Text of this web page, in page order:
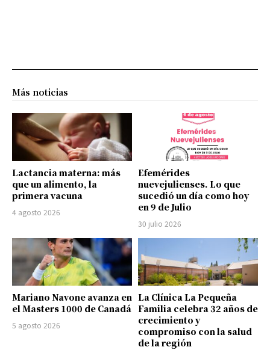
Más noticias
Lactancia materna: más
que un alimento, la
primera vacuna
4 agosto 2026
Efemérides
nuevejulienses. Lo que
sucedió un día como hoy
en 9 de Julio
30 julio 2026
Mariano Navone avanza en
el Masters 1000 de Canadá
5 agosto 2026
La Clínica La Pequeña
Familia celebra 32 años de
crecimiento y
compromiso con la salud
de la región